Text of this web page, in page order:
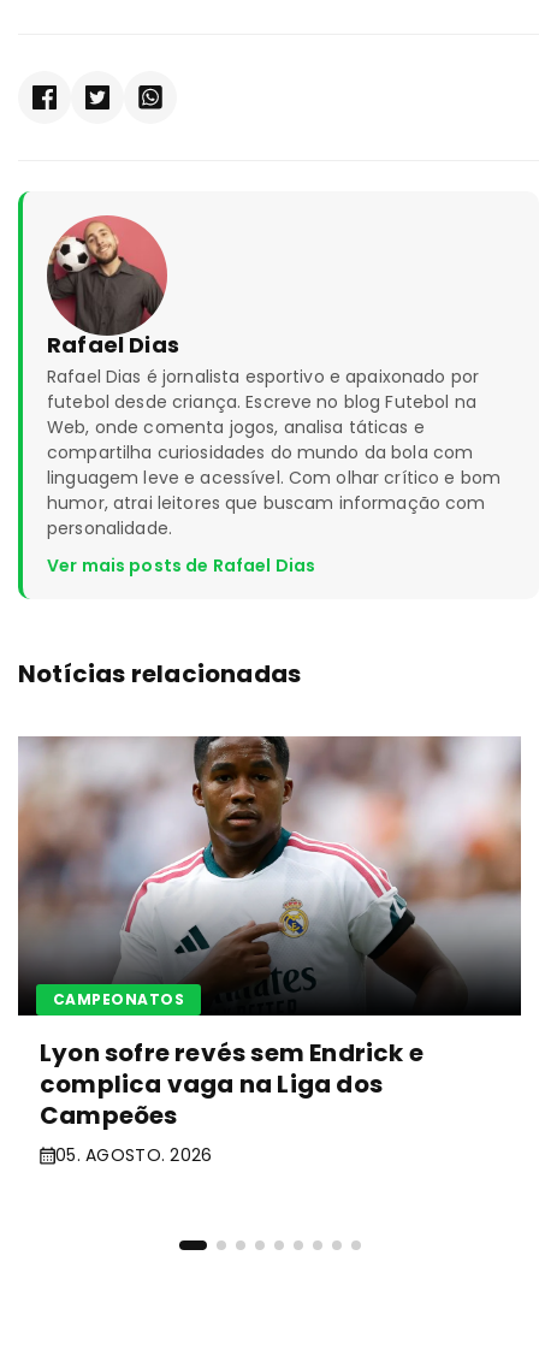
Rafael Dias
Rafael Dias é jornalista esportivo e apaixonado por
futebol desde criança. Escreve no blog Futebol na
Web, onde comenta jogos, analisa táticas e
compartilha curiosidades do mundo da bola com
linguagem leve e acessível. Com olhar crítico e bom
humor, atrai leitores que buscam informação com
personalidade.
Ver mais posts de Rafael Dias
Notícias relacionadas
CAMPEONATOS
Lyon sofre revés sem Endrick e
complica vaga na Liga dos
Campeões
05. AGOSTO. 2026